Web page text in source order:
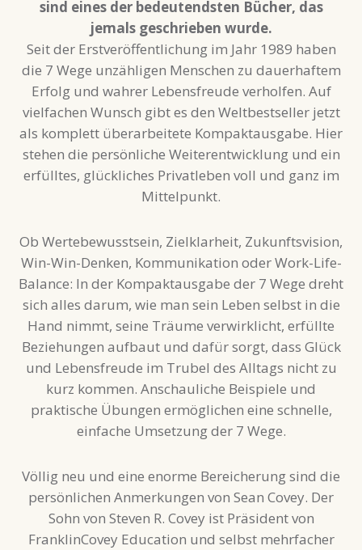
sind eines der bedeutendsten Bücher, das
jemals geschrieben wurde.
Seit der Erstveröffentlichung im Jahr 1989 haben
die 7 Wege unzähligen Menschen zu dauerhaftem
Erfolg und wahrer Lebensfreude verholfen. Auf
vielfachen Wunsch gibt es den Weltbestseller jetzt
als komplett überarbeitete Kompaktausgabe. Hier
stehen die persönliche Weiterentwicklung und ein
erfülltes, glückliches Privatleben voll und ganz im
Mittelpunkt.
Ob Wertebewusstsein, Zielklarheit, Zukunftsvision,
Win-Win-Denken, Kommunikation oder Work-Life-
Balance: In der Kompaktausgabe der 7 Wege dreht
sich alles darum, wie man sein Leben selbst in die
Hand nimmt, seine Träume verwirklicht, erfüllte
Beziehungen aufbaut und dafür sorgt, dass Glück
und Lebensfreude im Trubel des Alltags nicht zu
kurz kommen. Anschauliche Beispiele und
praktische Übungen ermöglichen eine schnelle,
einfache Umsetzung der 7 Wege.
Völlig neu und eine enorme Bereicherung sind die
persönlichen Anmerkungen von Sean Covey. Der
Sohn von Steven R. Covey ist Präsident von
FranklinCovey Education und selbst mehrfacher